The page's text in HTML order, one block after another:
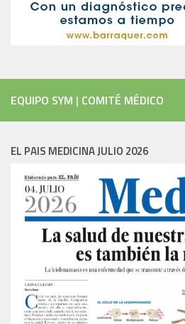
EQUIPO SYM | COMITÉ MÉDICO
EL PAIS MEDICINA JULIO 2026